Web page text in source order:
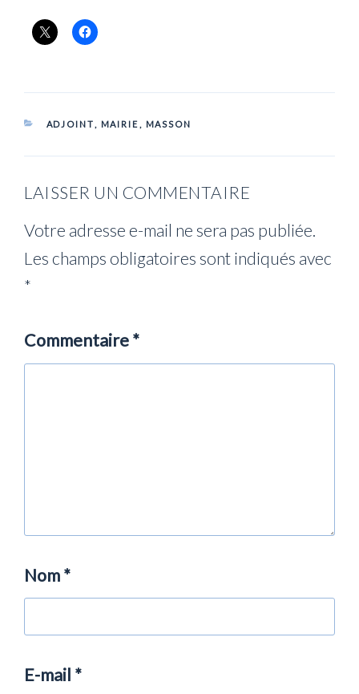
CATÉGORIES
ADJOINT , MAIRIE , MASSON
LAISSER UN COMMENTAIRE
Votre adresse e-mail ne sera pas publiée.
Les champs obligatoires sont indiqués avec
*
Commentaire*
Nom*
E-mail *